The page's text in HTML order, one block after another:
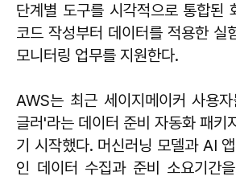
단계별 도구를 시각적으로 통합된
코드 작성부터 데이터를 적용한 실
모니터링 업무를 지원한다.
AWS는 최근 세이지메이커 사용
글러'라는 데이터 준비 자동화 패키
기 시작했다. 머신러닝 모델과 AI
인 데이터 수집과 준비 소요기간